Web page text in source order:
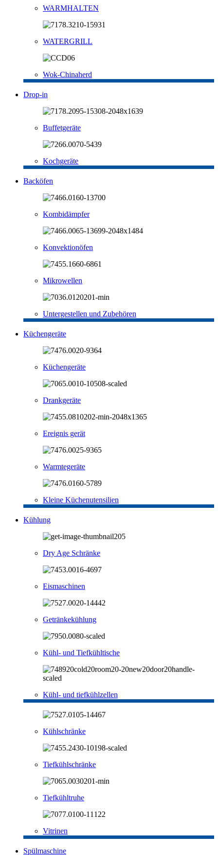
WARMHALTEN
WATERGRILL
Wok-Chinaherd
Drop-in
Buffetgeräte
Kochgeräte
Backöfen
Kombidämpfer
Konvektionöfen
Mikrowellen
Untergestellen und Zubehören
Küchengeräte
Küchengeräte
Drankgeräte
Ereignis gerät
Warmtegeräte
Kleine Küchenutensilien
Kühlung
Dry Age Schränke
Eismaschinen
Getränkekühlung
Kühl- und Tiefkühltische
Kühl- und tiefkühlzellen
Kühlschränke
Tiefkühlschränke
Tiefkühltruhe
Vitrinen
Spülmaschine